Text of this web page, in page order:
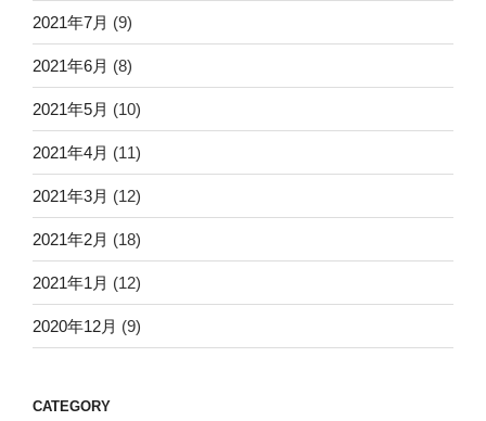
2021年7月 (9)
2021年6月 (8)
2021年5月 (10)
2021年4月 (11)
2021年3月 (12)
2021年2月 (18)
2021年1月 (12)
2020年12月 (9)
CATEGORY